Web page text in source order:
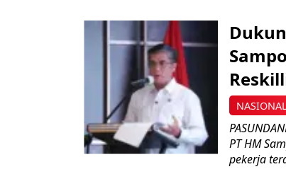
NASIONAL
PT HM
pekerja